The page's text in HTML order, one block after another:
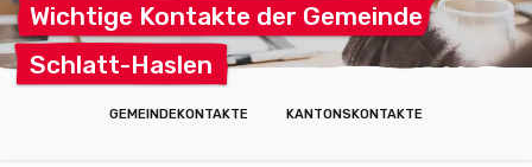
Wichtige Kontakte der Gemeinde
Schlatt-Haslen
GEMEINDEKONTAKTE KANTONSKONTAKTE